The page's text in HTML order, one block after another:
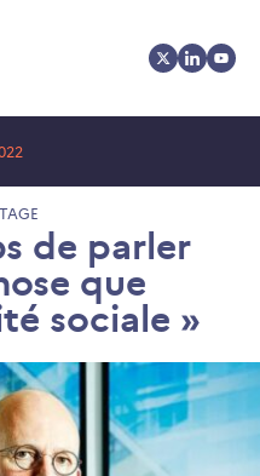
de parler
que
sociale »